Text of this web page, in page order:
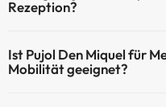
Rezeption?
Ist Pujol Den Miquel für
Mobilität geeignet?